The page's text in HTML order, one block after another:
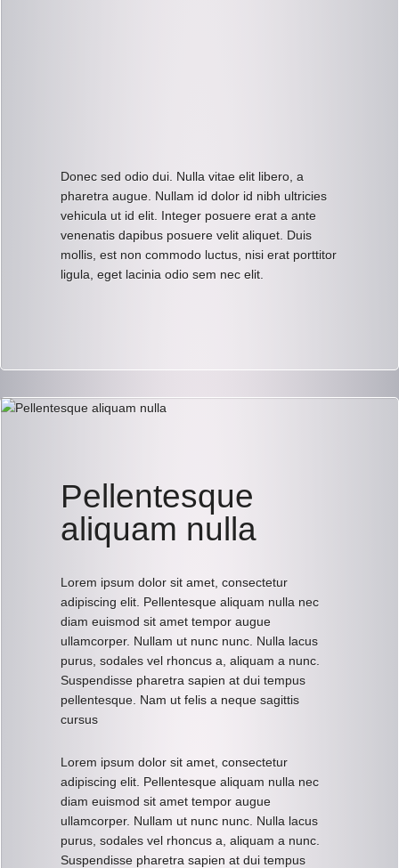
Donec sed odio dui. Nulla vitae elit libero, a
pharetra augue. Nullam id dolor id nibh ultricies
vehicula ut id elit. Integer posuere erat a ante
venenatis dapibus posuere velit aliquet. Duis
mollis, est non commodo luctus, nisi erat porttitor
ligula, eget lacinia odio sem nec elit.
Pellentesque
aliquam nulla
Lorem ipsum dolor sit amet, consectetur
adipiscing elit. Pellentesque aliquam nulla nec
diam euismod sit amet tempor augue
ullamcorper. Nullam ut nunc nunc. Nulla lacus
purus, sodales vel rhoncus a, aliquam a nunc.
Suspendisse pharetra sapien at dui tempus
pellentesque. Nam ut felis a neque sagittis
cursus
Lorem ipsum dolor sit amet, consectetur
adipiscing elit. Pellentesque aliquam nulla nec
diam euismod sit amet tempor augue
ullamcorper. Nullam ut nunc nunc. Nulla lacus
purus, sodales vel rhoncus a, aliquam a nunc.
Suspendisse pharetra sapien at dui tempus